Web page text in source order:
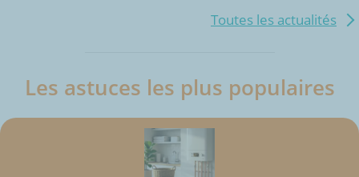
Toutes les actualités
Les astuces les plus populaires